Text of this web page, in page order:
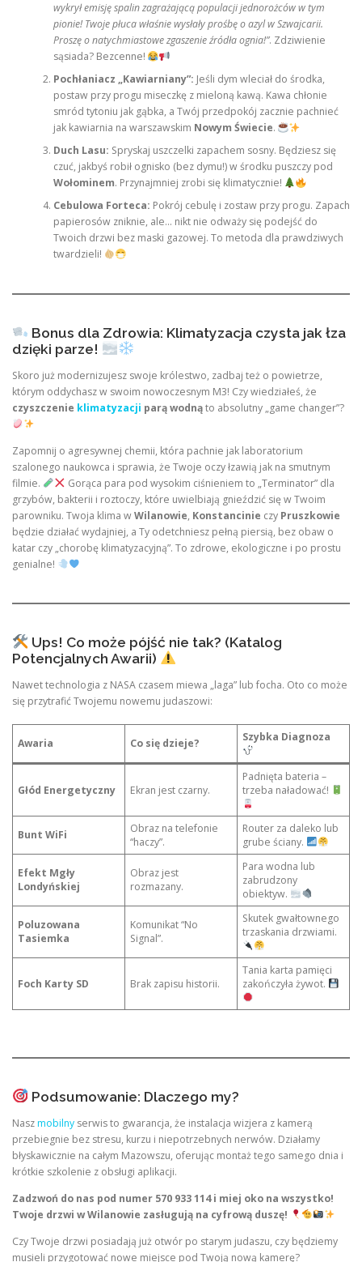
wykrył emisję spalin zagrażającą populacji jednorożców w tym
pionie! Twoje płuca właśnie wysłały prośbę o azyl w Szwajcarii.
Proszę o natychmiastowe zgaszenie źródła ognia!”. Zdziwienie
sąsiada? Bezcenne!
Pochłaniacz „Kawiarniany”: Jeśli dym wleciał do środka,
postaw przy progu miseczkę z mieloną kawą. Kawa chłonie
smród tytoniu jak gąbka, a Twój przedpokój zacznie pachnieć
jak kawiarnia na warszawskim Nowym Świecie.
Duch Lasu: Spryskaj uszczelki zapachem sosny. Będziesz się
czuć, jakbyś robił ognisko (bez dymu!) w środku puszczy pod
Wołominem. Przynajmniej zrobi się klimatycznie!
Cebulowa Forteca: Pokrój cebulę i zostaw przy progu. Zapach
papierosów zniknie, ale… nikt nie odważy się podejść do
Twoich drzwi bez maski gazowej. To metoda dla prawdziwych
twardzieli!
Bonus dla Zdrowia: Klimatyzacja czysta jak łza
dzięki parze!
Skoro już modernizujesz swoje królestwo, zadbaj też o powietrze,
którym oddychasz w swoim nowoczesnym M3! Czy wiedziałeś, że
czyszczenie klimatyzacji parą wodnąto absolutny „game changer”?
Zapomnij o agresywnej chemii, która pachnie jak laboratorium
szalonego naukowca i sprawia, że Twoje oczy łzawią jak na smutnym
filmie.
Gorąca para pod wysokim ciśnieniem to „Terminator” dla
grzybów, bakterii i roztoczy, które uwielbiają gnieździć się w Twoim
parowniku. Twoja klima wWilanowie, Konstancinie czy Pruszkowie
będzie działać wydajniej, a Ty odetchniesz pełną piersią, bez obaw o
katar czy „chorobę klimatyzacyjną”. To zdrowe, ekologiczne i po prostu
genialne!
Ups! Co może pójść nie tak? (Katalog
Potencjalnych Awarii)
Nawet technologia z NASA czasem miewa „laga” lub focha. Oto co może
się przytrafić Twojemu nowemu judaszowi:
Awaria Co się dzieje? Szybka Diagnoza
Głód Energetyczny Ekran jest czarny.
Padnięta bateria –
trzeba naładować!
Bunt WiFi
Obraz na telefonie
“haczy”.
Router za daleko lub
grube ściany.
Efekt Mgły
Londyńskiej
Obraz jest
rozmazany.
Para wodna lub
zabrudzony
obiektyw.
Poluzowana
Tasiemka
Komunikat “No
Signal”.
Skutek gwałtownego
trzaskania drzwiami.
Foch Karty SD Brak zapisu historii.
Tania karta pamięci
zakończyła żywot.
Podsumowanie: Dlaczego my?
Naszmobilny serwis to gwarancja, że instalacja wizjera z kamerą
przebiegnie bez stresu, kurzu i niepotrzebnych nerwów. Działamy
błyskawicznie na całym Mazowszu, oferując montaż tego samego dnia i
krótkie szkolenie z obsługi aplikacji.
Zadzwoń do nas pod numer 570 933 114 i miej oko na wszystko!
Twoje drzwi w Wilanowie zasługują na cyfrową duszę!
Czy Twoje drzwi posiadają już otwór po starym judaszu, czy będziemy
musieli przygotować nowe miejsce pod Twoją nową kamerę?